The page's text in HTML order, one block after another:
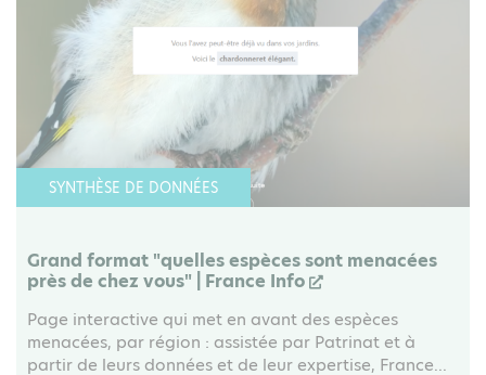
SYNTHÈSE DE DONNÉES
Grand format "quelles espèces sont menacées
près de chez vous" | France Info
Page interactive qui met en avant des espèces
menacées, par région : assistée par Patrinat et à
partir de leurs données et de leur expertise, France...